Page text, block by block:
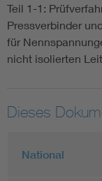
Teil 1-1:
Pressverbinder
für
nicht isolierten
Dieses
National